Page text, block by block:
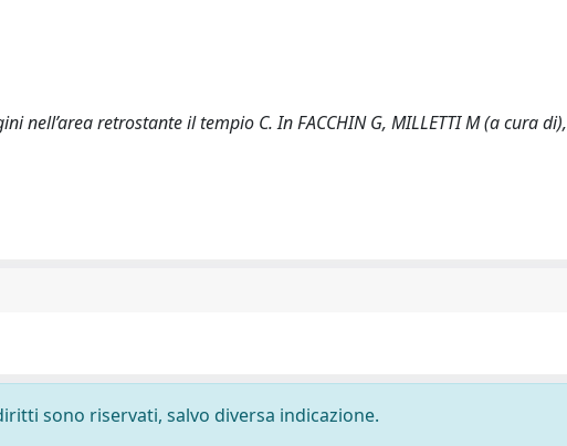
nell’area retrostante il tempio C. In FACCHIN G, MILLETTI M (a cura di),
sono riservati, salvo diversa indicazione.